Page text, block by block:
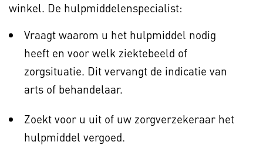
winkel. De hulpmiddelenspecialist:
Vraagt waarom u het hulpmiddel nodig
heeft en voor welk ziektebeeld of
zorgsituatie. Dit vervangt de indicatie van
arts of behandelaar.
Zoekt voor u uit of uw zorgverzekeraar het
hulpmiddel vergoed.